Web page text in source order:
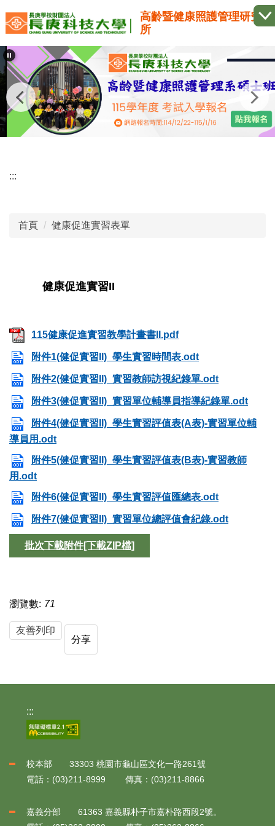
到
要
內
容
區
高齡暨健康照護管理研究
所
:::
首頁 健康促進實習表單
健康促進實習II
115健康促進實習教學計畫書II.pdf
附件1(健促實習II)_學生實習時間表.odt
附件2(健促實習II)_實習教師訪視紀錄單.odt
附件3(健促實習II)_實習單位輔導員指導紀錄單.odt
附件4(健促實習II)_學生實習評值表(A表)-實習單位輔
導員用.odt
附件5(健促實習II)_學生實習評值表(B表)-實習教師
用.odt
附件6(健促實習II)_學生實習評值匯總表.odt
附件7(健促實習II)_實習單位總評值會紀錄.odt
批次下載附件[下載ZIP檔]
瀏覽數: 71
友善列印
分享
:::
校本部 33303 桃園市龜山區文化一路261號
電話：(03)211-8999 傳真：(03)211-8866
嘉義分部 61363 嘉義縣朴子市嘉朴路西段2號。